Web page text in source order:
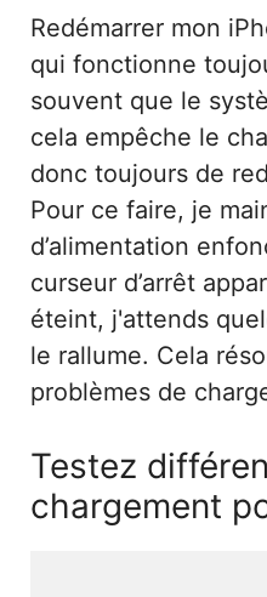
Redémarrer mon
qui fonctionne
souvent que le
cela empêche le
donc toujours de
Pour ce faire, je
d’alimentation
curseur d’arrêt
éteint, j'attends
le rallume. Cela
problèmes de
Testez
chargement